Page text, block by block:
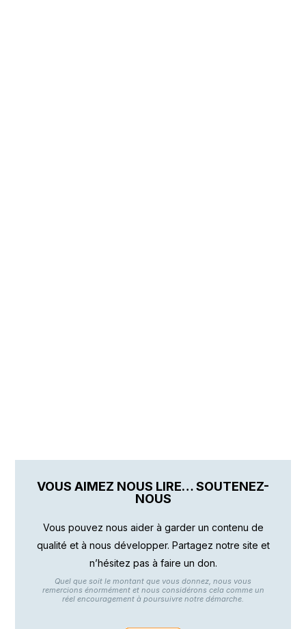
VOUS AIMEZ NOUS LIRE… SOUTENEZ-
NOUS
Vous pouvez nous aider à garder un contenu de
qualité et à nous développer. Partagez notre site et
n’hésitez pas à faire un don.
Quel que soit le montant que vous donnez, nous vous
remercions énormément et nous considérons cela comme un
réel encouragement à poursuivre notre démarche.